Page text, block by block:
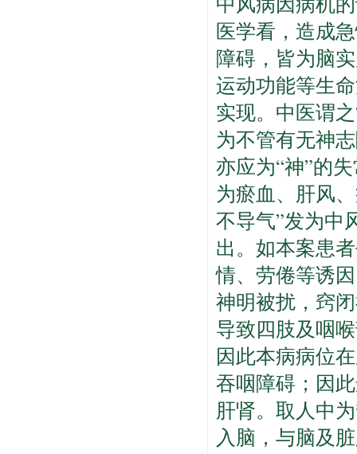
医学看，造成
障碍，皆为脑
运动功能等生
实现。中医谓
为不管有无神
亦应为“神”的
为瘀血、肝风
不导气”发为中
出。如本案患
情、劳倦等诱
神明被扰，窍
导致四肢及咽
因此本病病位
吞咽障碍；因
肝肾。取人中
入脑，与脑及